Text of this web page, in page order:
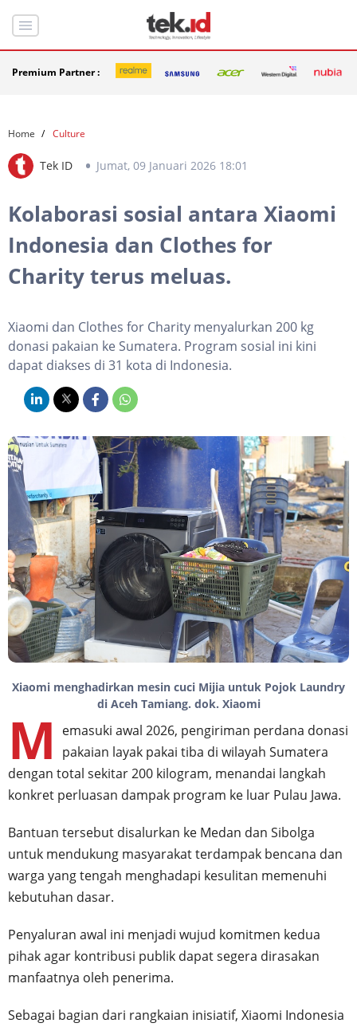
Premium Partner :
Home Culture
Tek ID Jumat, 09 Januari 2026 18:01
Kolaborasi sosial antara Xiaomi
Indonesia dan Clothes for
Charity terus meluas.
Xiaomi dan Clothes for Charity menyalurkan 200 kg
donasi pakaian ke Sumatera. Program sosial ini kini
dapat diakses di 31 kota di Indonesia.
Xiaomi menghadirkan mesin cuci Mijia untuk Pojok Laundry
di Aceh Tamiang. dok. Xiaomi
M
emasuki awal 2026, pengiriman perdana donasi
pakaian layak pakai tiba di wilayah Sumatera
dengan total sekitar 200 kilogram, menandai langkah
konkret perluasan dampak program ke luar Pulau Jawa.
Bantuan tersebut disalurkan ke Medan dan Sibolga
untuk mendukung masyarakat terdampak bencana dan
warga yang tengah menghadapi kesulitan memenuhi
kebutuhan dasar.
Penyaluran awal ini menjadi wujud komitmen kedua
pihak agar kontribusi publik dapat segera dirasakan
manfaatnya oleh penerima.
Sebagai bagian dari rangkaian inisiatif, Xiaomi Indonesia